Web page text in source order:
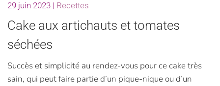
29 juin 2023 | Recettes
Cake aux artichauts et tomates
séchées
Succès et simplicité au rendez-vous pour ce cake très
sain, qui peut faire partie d’un pique-nique ou d’un